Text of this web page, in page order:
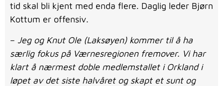
tid skal bli kjent med enda flere. Daglig leder Bjørn
Kottum er offensiv.
– Jeg og Knut Ole (Laksøyen) kommer til å ha
særlig fokus på Værnesregionen fremover. Vi har
klart å nærmest doble medlemstallet i Orkland i
løpet av det siste halvåret og skapt et sunt og